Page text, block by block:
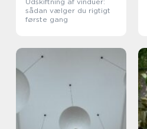
sådan vælger du rigtigt
første gang